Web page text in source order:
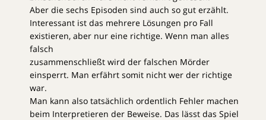
Aber die sechs Episoden sind auch so gut erzählt.
Interessant ist das mehrere Lösungen pro Fall
existieren, aber nur eine richtige. Wenn man alles
falsch
zusammenschließt wird der falschen Mörder
einsperrt. Man erfährt somit nicht wer der richtige
war.
Man kann also tatsächlich ordentlich Fehler machen
beim Interpretieren der Beweise. Das lässt das Spiel